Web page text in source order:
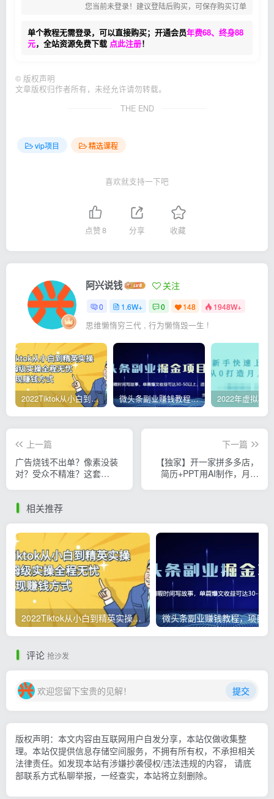
您当前未登录！建议登陆后购买，可保存购买订单
单个教程无需登录，可以直接购买；开通会员年费68、终身88
元，全站资源免费下载 点此注册！
© 版权声明
文章版权归作者所有，未经允许请勿转载。
THE END
vip项目 精选课程
喜欢就支持一下吧
点赞8 分享 收藏
阿兴说钱 关注
0 1.6W+ 0 148 1948W+
思维懒惰穷三代 , 行为懒惰毁一生 !
2022Tiktok从小白到精英实操，0-1保姆级实操全程无忧，多种变现赚钱方式 微头条副业赚钱教程，项目单号单天做到50-100+收益
上一篇
广告烧钱不出单？像素没装
对？受众不精准？这套
下一篇
【独家】开一家拼多多店，
简历+PPT用AI制作，月入
相关推荐
2022Tiktok从小白到精英实操，0-1保姆级实操全程无忧，多种变现赚钱方式
评论 抢沙发
欢迎您留下宝贵的见解！ 提交
版权声明：本文内容由互联网用户自发分享，本站仅做收集整
理。本站仅提供信息存储空间服务，不拥有所有权，不承担相关
法律责任。如发现本站有涉嫌抄袭侵权/违法违规的内容， 请底
部联系方式私聊举报，一经查实，本站将立刻删除。